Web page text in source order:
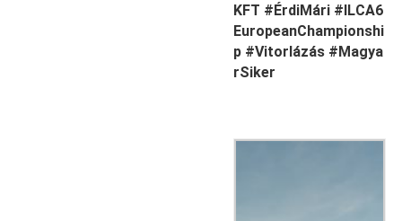
KFT #ÉrdiMári #ILCA6
EuropeanChampionshi
p #Vitorlázás #Magya
rSiker